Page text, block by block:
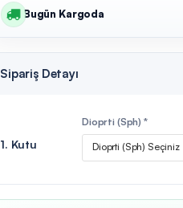
Bugün Kargoda
Sipariş Detayı
1. Kutu
Dioprti (Sph) *
Dioprti (Sph) Seçiniz